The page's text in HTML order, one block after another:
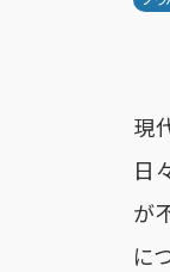
現
日
が
に